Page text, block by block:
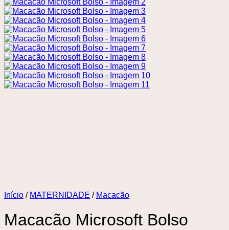
Início / MATERNIDADE / Macacão
Macacão Microsoft Bolso